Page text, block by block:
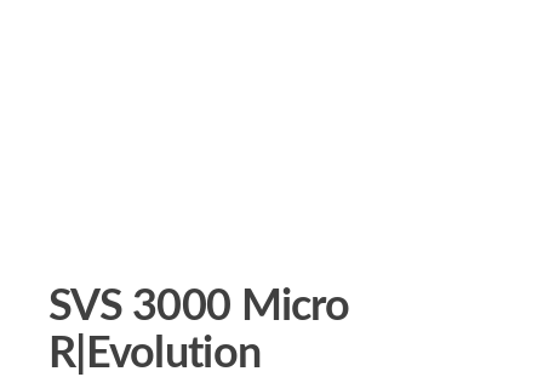
SVS 3000 Micro
R|Evolution